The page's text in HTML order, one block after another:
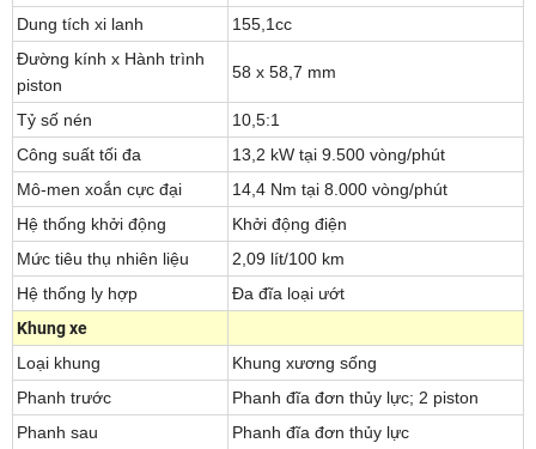
Dung tích xi lanh
155,1cc
Đường kính x Hành trình
piston
58 x 58,7 mm
Tỷ số nén
10,5:1
Công suất tối đa
13,2 kW tại 9.500 vòng/phút
Mô-men xoắn cực đại
14,4 Nm tại 8.000 vòng/phút
Hệ thống khởi động
Khởi động điện
Mức tiêu thụ nhiên liệu
2,09 lít/100 km
Hệ thống ly hợp
Đa đĩa loại ướt
Khung xe
Loại khung
Khung xương sống
Phanh trước
Phanh đĩa đơn thủy lực; 2 piston
Phanh sau
Phanh đĩa đơn thủy lực